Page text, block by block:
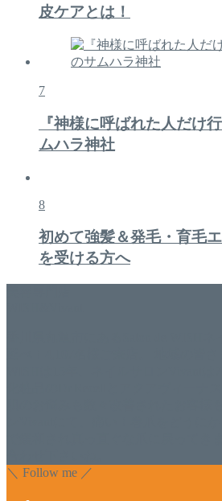
皮ケアとは！
7
『神様に呼ばれた人だけ
ムハラ神社
8
初めて強髪＆発毛・育毛
を受ける方へ
＼ Follow me ／